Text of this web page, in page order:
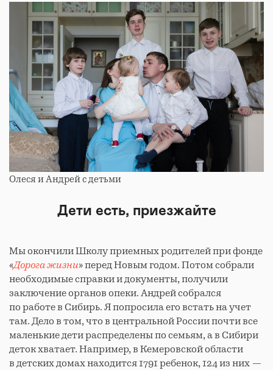
Олеся и Андрей с детьми
Дети есть, приезжайте
Мы окончили Школу приемных родителей при фонде
«Дорога жизни» перед Новым годом. Потом собрали
необходимые справки и документы, получили
заключение органов опеки. Андрей собрался
по работе в Сибирь. Я попросила его встать на учет
там. Дело в том, что в центральной России почти все
маленькие дети распределены по семьям, а в Сибири
деток хватает. Например, в Кемеровской области
в детских домах находится 1791 ребенок, 124 из них —